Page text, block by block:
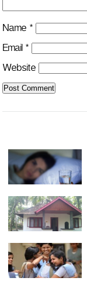
Name *
Email *
Website